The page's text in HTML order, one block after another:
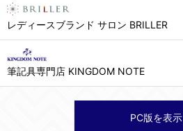
レディースブランド サロン BRILLER
筆記具専門店 KINGDOM NOTE
PC版を表示